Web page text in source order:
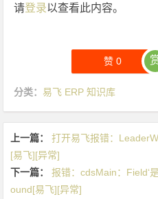
请登录以查看此内容。
赞0
分类： 易飞 ERP 知识库
上一篇：
打开易飞报错：
[易飞][异常]
下一篇：
报错：cdsMain：Field‘
ound[易飞][异常]